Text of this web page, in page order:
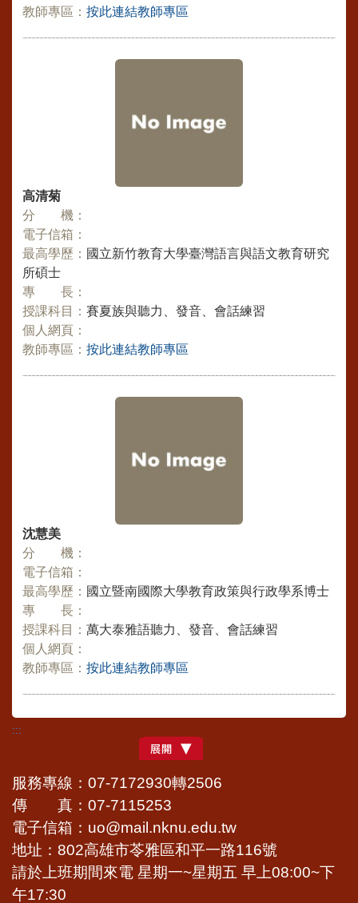
教師專區： 按此連結教師專區
高清菊
分 機：
電子信箱：
最高學歷： 國立新竹教育大學臺灣語言與語文教育研究
所碩士
專 長：
授課科目： 賽夏族與聽力、發音、會話練習
個人網頁：
教師專區： 按此連結教師專區
沈慧美
分 機：
電子信箱：
最高學歷： 國立暨南國際大學教育政策與行政學系博士
專 長：
授課科目： 萬大泰雅語聽力、發音、會話練習
個人網頁：
教師專區： 按此連結教師專區
:::
服務專線：07-7172930轉2506
傳 真：07-7115253
電子信箱：uo@mail.nknu.edu.tw
地址：802高雄市苓雅區和平一路116號
請於上班期間來電 星期一~星期五 早上08:00~下
午17:30